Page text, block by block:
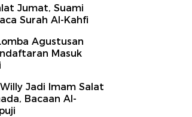
Jumat, Suami
Surah Al-Kahfi
Agustusan
Masuk
Jadi Imam Salat
Bacaan Al-